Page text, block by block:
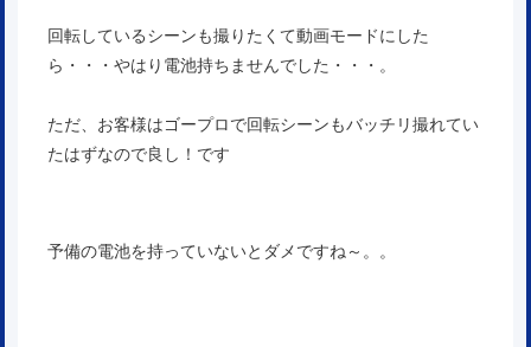
回転しているシーンも撮りたくて動画モードにした
ら・・・やはり電池持ちませんでした・・・。
ただ、お客様はゴープロで回転シーンもバッチリ撮れてい
たはずなので良し！です
予備の電池を持っていないとダメですね～。。